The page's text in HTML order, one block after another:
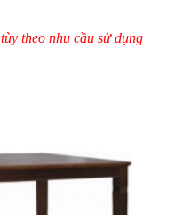
theo nhu cầu sử dụng